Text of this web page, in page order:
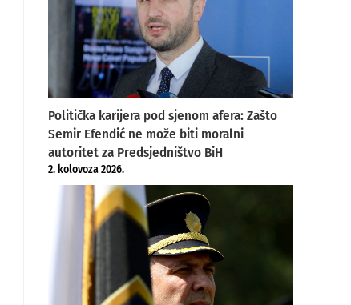
Politička karijera pod sjenom afera: Zašto
Semir Efendić ne može biti moralni
autoritet za Predsjedništvo BiH
2. kolovoza 2026.